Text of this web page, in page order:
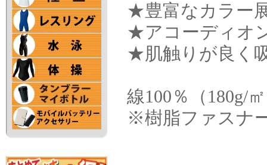
★豊富なカラー
★アコーディオ
★肌触りが良く
線100％（180g/
※樹脂ファスナ